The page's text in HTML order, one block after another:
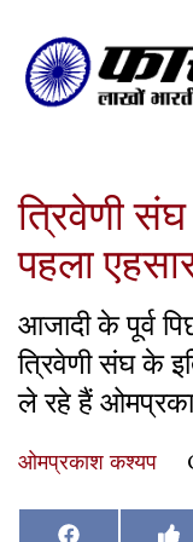
त्रिवेणी
पहला
आजादी के पूर्व
त्रिवेणी संघ के
ले रहे हैं
ओमप्रकाश कश्यप